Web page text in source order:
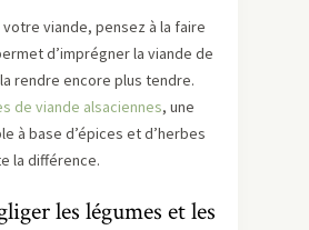
viande, pensez à la faire
d’imprégner la viande de
rendre encore plus tendre.
de viande alsaciennes, une
à base d’épices et d’herbes
la différence.
les légumes et les